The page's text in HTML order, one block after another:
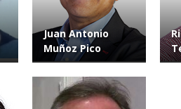
Juan Antonio
Muñoz Pico